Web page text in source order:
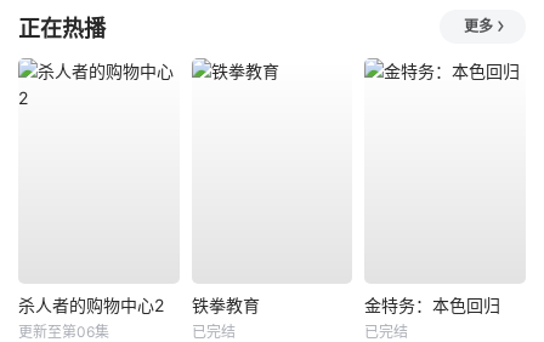
正在热播 更多
杀人者的购物中心2
更新至第06集
铁拳教育
已完结
金特务：本色回归
已完结